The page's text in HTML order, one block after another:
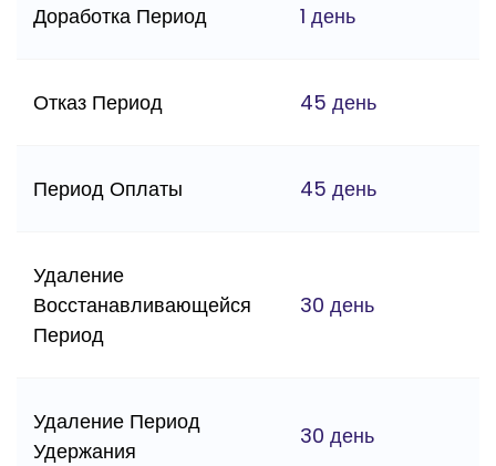
Доработка Период 1 день
Отказ Период 45 день
Период Оплаты 45 день
Удаление
Восстанавливающейся
Период
30 день
Удаление Период
Удержания
30 день